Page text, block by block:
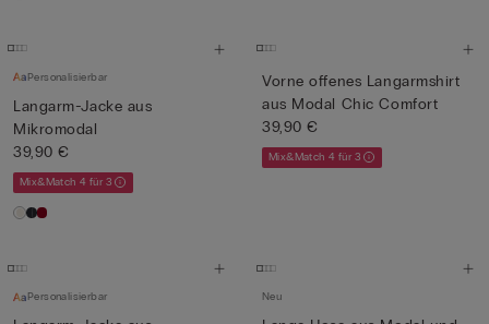
Personalisierbar
Langarm-Jacke aus
Mikromodal
39,90 €
Mix&Match 4 für 3
Vorne offenes Langarmshirt
aus Modal Chic Comfort
39,90 €
Mix&Match 4 für 3
Personalisierbar Neu